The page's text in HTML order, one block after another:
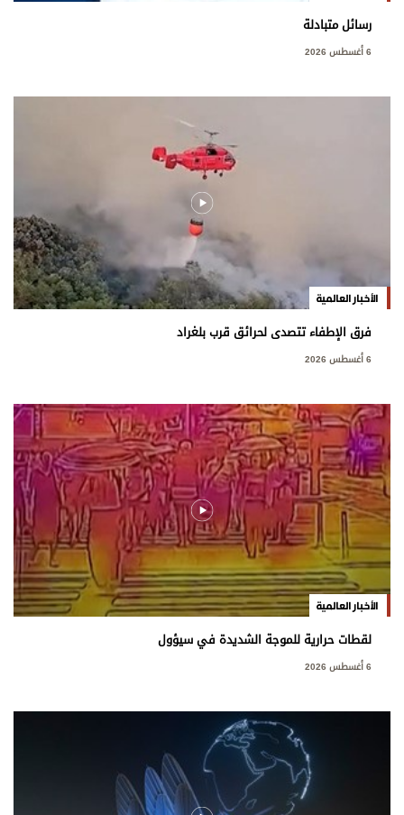
رسائل متبادلة
6 أغسطس 2026
الأخبار العالمية
فرق الإطفاء تتصدى لحرائق قرب بلغراد
6 أغسطس 2026
الأخبار العالمية
لقطات حرارية للموجة الشديدة في سيؤول
6 أغسطس 2026